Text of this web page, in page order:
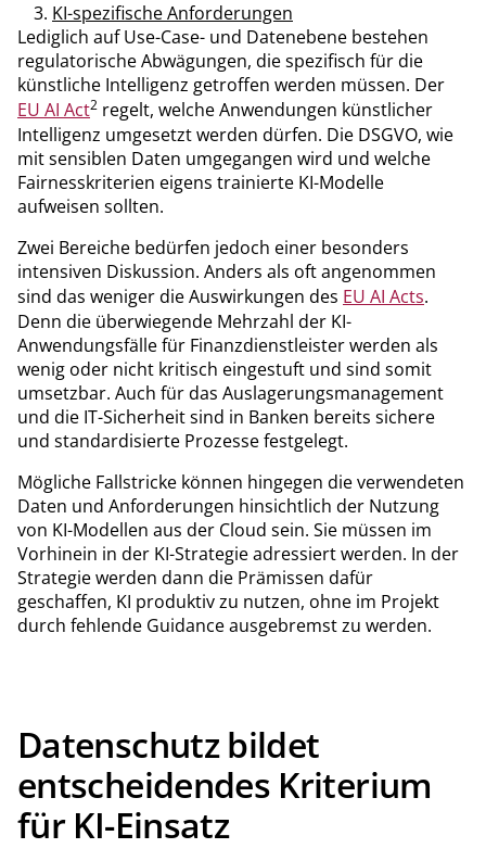
KI-spezifische Anforderungen
Lediglich auf Use-Case- und Datenebene bestehen
regulatorische Abwägungen, die spezifisch für die
künstliche Intelligenz getroffen werden müssen. Der
EU AI Act2 regelt, welche Anwendungen künstlicher
Intelligenz umgesetzt werden dürfen. Die DSGVO, wie
mit sensiblen Daten umgegangen wird und welche
Fairnesskriterien eigens trainierte KI-Modelle
aufweisen sollten.
Zwei Bereiche bedürfen jedoch einer besonders
intensiven Diskussion. Anders als oft angenommen
sind das weniger die Auswirkungen des EU AI Acts.
Denn die überwiegende Mehrzahl der KI-
Anwendungsfälle für Finanzdienstleister werden als
wenig oder nicht kritisch eingestuft und sind somit
umsetzbar. Auch für das Auslagerungsmanagement
und die IT-Sicherheit sind in Banken bereits sichere
und standardisierte Prozesse festgelegt.
Mögliche Fallstricke können hingegen die verwendeten
Daten und Anforderungen hinsichtlich der Nutzung
von KI-Modellen aus der Cloud sein. Sie müssen im
Vorhinein in der KI-Strategie adressiert werden. In der
Strategie werden dann die Prämissen dafür
geschaffen, KI produktiv zu nutzen, ohne im Projekt
durch fehlende Guidance ausgebremst zu werden.
Datenschutz bildet
entscheidendes Kriterium
für KI-Einsatz